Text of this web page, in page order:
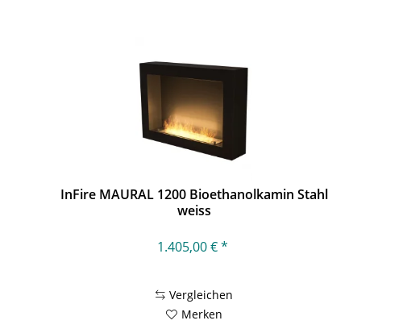
InFire MAURAL 1200 Bioethanolkamin Stahl
weiss
1.405,00 € *
Vergleichen
Merken